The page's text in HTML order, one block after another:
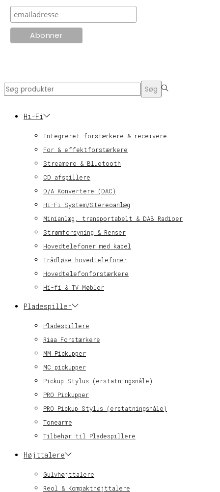
Search
Søg
Hi-Fi
Integreret forstærkere & receivere
For & effektforstærkere
Streamere & Bluetooth
CD afspillere
D/A Konvertere (DAC)
Hi-Fi System/Stereoanlæg
Minianlæg, transportabelt & DAB Radioer
Strømforsyning & Renser
Hovedtelefoner med kabel
Trådløse hovedtelefoner
Hovedtelefonforstærkere
Hi-fi & TV Møbler
Pladespiller
Pladespillere
Riaa Forstærkere
MM Pickupper
MC pickupper
Pickup Stylus (erstatningsnåle)
PRO Pickupper
PRO Pickup Stylus (erstatningsnåle)
Tonearme
Tilbehør til Pladespillere
Højttalere
Gulvhøjttalere
Reol & Kompakthøjttalere